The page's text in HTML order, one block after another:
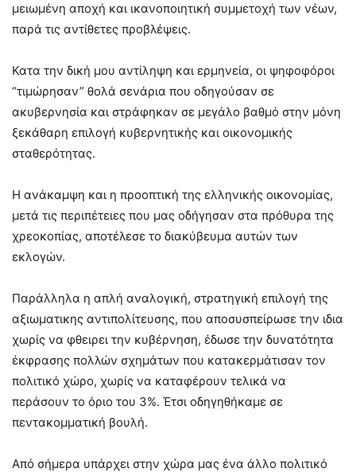
μειωμένη αποχή και ικανοποιητική συμμετοχή των νέων,
παρά τις αντίθετες προβλέψεις.
Κατα την δική μου αντίληψη και ερμηνεία, οι ψηφοφόροι
“τιμώρησαν” θολά σενάρια που οδηγούσαν σε
ακυβερνησία και στράφηκαν σε μεγάλο βαθμό στην μόνη
ξεκάθαρη επιλογή κυβερνητικής και οικονομικής
σταθερότητας.
Η ανάκαμψη και η προοπτική της ελληνικής οικονομίας,
μετά τις περιπέτειες που μας οδήγησαν στα πρόθυρα της
χρεοκοπίας, αποτέλεσε το διακύβευμα αυτών των
εκλογών.
Παράλληλα η απλή αναλογική, στρατηγική επιλογή της
αξιωματικης αντιπολίτευσης, που αποσυσπείρωσε την ιδια
χωρίς να φθειρει την κυβέρνηση, έδωσε την δυνατότητα
έκφρασης πολλών σχημάτων που κατακερμάτισαν τον
πολιτικό χώρο, χωρίς να καταφέρουν τελικά να
περάσουν το όριο του 3%. Έτσι οδηγηθήκαμε σε
πεντακομματική βουλή.
Από σήμερα υπάρχει στην χώρα μας ένα άλλο πολιτικό